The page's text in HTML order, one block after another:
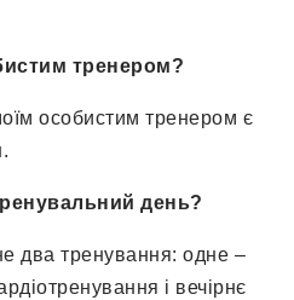
тренером?
особистим тренером є
день?
два тренування: одне –
і вечірнє